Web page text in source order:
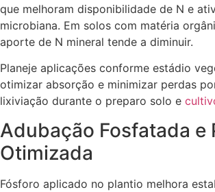
que melhoram disponibilidade de N e
microbiana. Em solos com matéria
aporte de N mineral tende a diminuir.
Planeje aplicações conforme estádio
otimizar absorção e minimizar perdas
lixiviação durante o preparo solo e
Adubação Fosfatada e
Otimizada
Fósforo aplicado no plantio melhora